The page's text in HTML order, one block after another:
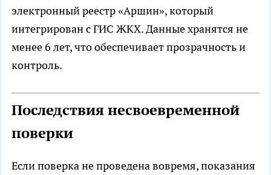
электронный реестр «Аршин», который
интегрирован с ГИС ЖКХ. Данные хранятся не
менее 6 лет, что обеспечивает прозрачность и
контроль.
Последствия несвоевременной
поверки
Если поверка не проведена вовремя, показания